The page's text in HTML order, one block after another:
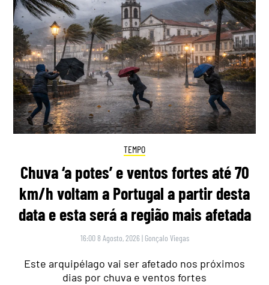
TEMPO
Chuva ‘a potes’ e ventos fortes até 70
km/h voltam a Portugal a partir desta
data e esta será a região mais afetada
16:00 8 Agosto, 2026 | Gonçalo Viegas
Este arquipélago vai ser afetado nos próximos
dias por chuva e ventos fortes